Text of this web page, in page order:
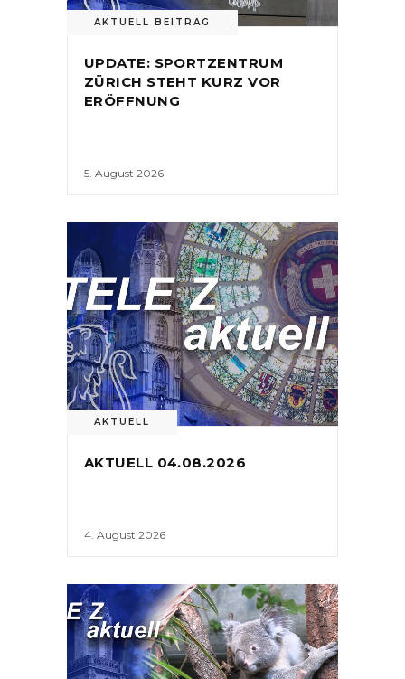
AKTUELL BEITRAG
UPDATE: SPORTZENTRUM
ZÜRICH STEHT KURZ VOR
ERÖFFNUNG
5. August 2026
AKTUELL
AKTUELL 04.08.2026
4. August 2026